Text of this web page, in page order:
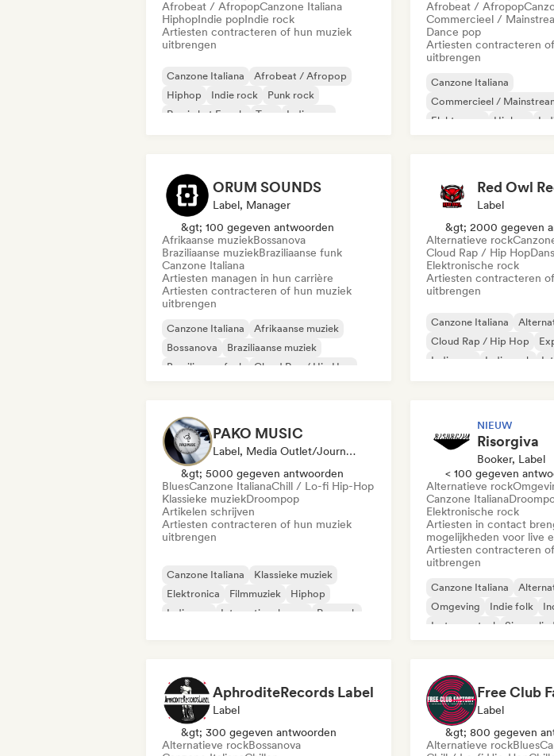
Afrobeat / AfropopCanzone Italiana
HiphopIndie popIndie rock
Artiesten contracteren of hun muziek
uitbrengen
Canzone Italiana
Afrobeat / Afropop
Hiphop
Indie rock
Punk rock
Rap in het Engels
Trap Indie pop
Afrobeat / Afropop
Commercieel /
Dance pop
Artiesten contracteren
uitbrengen
Canzone Italiana
Commercieel /
Elektropop
Hiphop
ORUM SOUNDS
Label, Manager
&gt; 100 gegeven antwoorden
Afrikaanse muziekBossanova
Braziliaanse muziekBraziliaanse funk
Canzone Italiana
Artiesten managen in hun carrière
Artiesten contracteren of hun muziek
uitbrengen
Canzone Italiana
Afrikaanse muziek
Bossanova
Braziliaanse muziek
Braziliaanse funk
Cloud Rap / Hip Hop
Red Owl
Label
&gt; 2000 gegeven
Alternatieve rock
Cloud Rap / Hip Hop
Elektronische rock
Artiesten contracteren
uitbrengen
Canzone Italiana
Cloud Rap / Hip Hop
Indie pop
Indie rock
PAKO MUSIC
Label, Media Outlet/Journalist
&gt; 5000 gegeven antwoorden
BluesCanzone ItalianaChill / Lo-fi Hip-Hop
Klassieke muziekDroompop
Artikelen schrijven
Artiesten contracteren of hun muziek
uitbrengen
Canzone Italiana
Klassieke muziek
Elektronica
Filmmuziek
Hiphop
Indie pop
Internationale pop Poprock
NIEUW
Risorgiva
Booker, Label
< 100 gegeven
Alternatieve rock
Canzone Italiana
Elektronische rock
Artiesten in contact
mogelijkheden voor live
Artiesten contracteren
uitbrengen
Canzone Italiana
Omgeving
Indie folk
Instrumentaal
Singer-
AphroditeRecords Label
Label
&gt; 300 gegeven antwoorden
Alternatieve rockBossanova
Free Club
Label
&gt; 800 gegeven
Alternatieve rockBlues